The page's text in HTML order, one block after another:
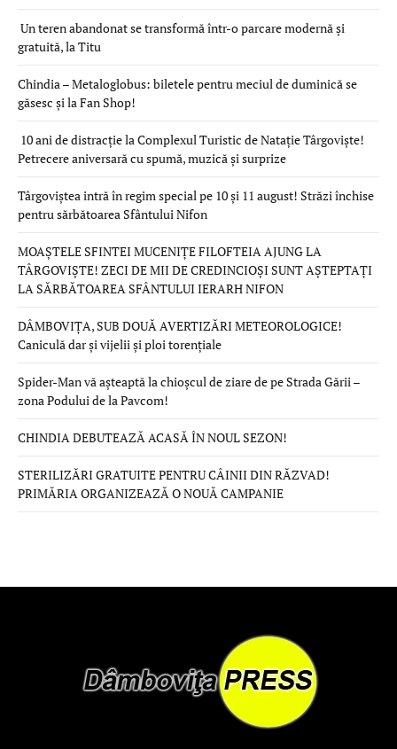
Un teren abandonat se transformă într-o parcare modernă și
gratuită, la Titu
Chindia – Metaloglobus: biletele pentru meciul de duminică se
găsesc și la Fan Shop!
10 ani de distracție la Complexul Turistic de Natație Târgoviște!
Petrecere aniversară cu spumă, muzică și surprize
Târgoviștea intră în regim special pe 10 și 11 august! Străzi închise
pentru sărbătoarea Sfântului Nifon
MOAȘTELE SFINTEI MUCENIȚE FILOFTEIA AJUNG LA
TÂRGOVIȘTE! ZECI DE MII DE CREDINCIOȘI SUNT AȘTEPTAȚI
LA SĂRBĂTOAREA SFÂNTULUI IERARH NIFON
DÂMBOVIȚA, SUB DOUĂ AVERTIZĂRI METEOROLOGICE!
Caniculă dar și vijelii și ploi torențiale
Spider-Man vă așteaptă la chioșcul de ziare de pe Strada Gării –
zona Podului de la Pavcom!
CHINDIA DEBUTEAZĂ ACASĂ ÎN NOUL SEZON!
STERILIZĂRI GRATUITE PENTRU CÂINII DIN RĂZVAD!
PRIMĂRIA ORGANIZEAZĂ O NOUĂ CAMPANIE